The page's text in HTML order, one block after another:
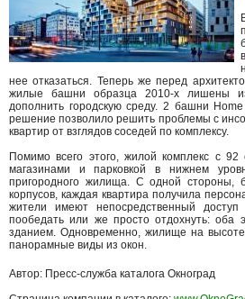
нее отказаться. Теперь же перед
жилые башни образца 2010-х лишены
дополнить городскую среду. 2 башни
решение позволило решить проблемы с
квартир от взглядов соседей по комплексу.
Помимо всего этого, жилой комплекс с
магазинами и парковкой в нижнем
пригородного жилища. С одной стороны,
корпусов, каждая квартира получила
жители имеют непосредственный
пообедать или же просто отдохнуть: оба
зданием. Одновременно, жилище на
панорамные виды из окон.
Автор: Пресс-служба каталога Окноград